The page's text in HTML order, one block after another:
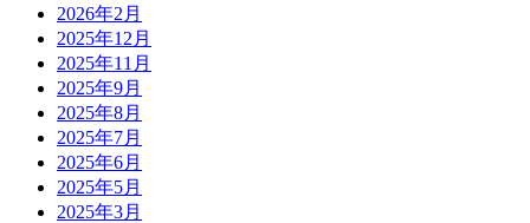
2026年2月
2025年12月
2025年11月
2025年9月
2025年8月
2025年7月
2025年6月
2025年5月
2025年3月